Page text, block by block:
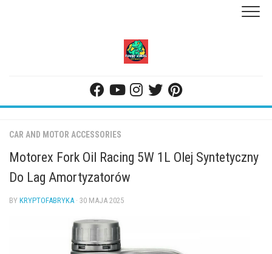
CAR AND MOTOR ACCESSORIES
Motorex Fork Oil Racing 5W 1L Olej Syntetyczny
Do Lag Amortyzatorów
BY KRYPTOFABRYKA · 30 MAJA 2025